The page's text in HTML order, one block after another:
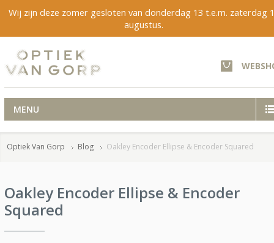
Wij zijn deze zomer gesloten van donderdag 13 t.e.m. zaterdag
augustus.
MENU
Optiek Van Gorp Blog Oakley Encoder Ellipse & Encoder Squared
Oakley Encoder Ellipse & Encoder
Squared